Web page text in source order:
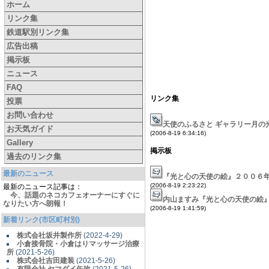
ホーム
リンク集
鉄道駅別リンク集
広告出稿
掲示板
ニュース
FAQ
投票
お問い合わせ
お天気ガイド
Gallery
過去のリンク集
最新のニュース
最新のニュース記事は：
今、話題のネコカフェオーナーにすぐに
なりたい方へ朗報！
新着リンク(市区町村別)
株式会社坂井製作所 (2022-4-29)
小倉接骨院・小倉はりマッサージ治療
所 (2021-5-26)
株式会社吉田建装 (2021-5-26)
リンク集
天使のふるさと ギャラリー月の
(2006-8-19 6:34:16)
掲示板
『光と心の天使の絵』２００６
(2006-8-19 2:23:22)
内山ますみ『光と心の天使の絵
(2006-8-19 1:41:59)